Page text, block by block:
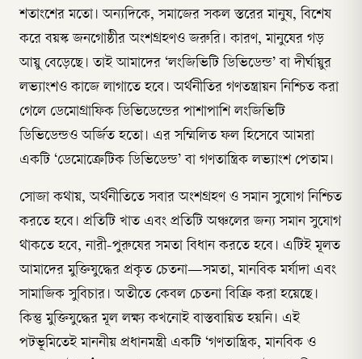
শতাংশের মতো। অন্যদিকে, সমাজের সকল স্তরের মানুষ, বিশেষ
করে বয়স্ক জনগোষ্ঠীর অংশগ্রহণও জরুরি। কারণ, মানুষের গড়
আয়ু বেড়েছে। তাই আমাদের ‘লংজিভিটি ডিভিডেন্ড’ বা দীর্ঘায়ুর
লভ্যাংশও কাজে লাগাতে হবে। অর্থনীতির গণতন্ত্রায়ন নিশ্চিত করা
গেলে ডেমোগ্রাফিক ডিভিডেন্ডের পাশাপাশি লংজিভিটি
ডিভিডেন্ডও অর্জিত হতো। এর সম্মিলিত ফল হিসেবে আমরা
একটি ‘ডেমোক্রেটিক ডিভিডেন্ড’ বা গণতান্ত্রিক লভ্যাংশ পেতাম।
সোজা কথায়, অর্থনীতিতে সবার অংশগ্রহণ ও সমান সুযোগ নিশ্চিত
করতে হবে। প্রতিটি খাত এবং প্রতিটি অঞ্চলের জন্য সমান সুযোগ
থাকতে হবে, নারী-পুরুষের সমতা বিধান করতে হবে। এটিই মূলত
আমাদের মুক্তিযুদ্ধের প্রকৃত চেতনা—সমতা, মানবিক মর্যাদা এবং
সামাজিক সুবিচার। অতীতে কেবল চেতনা বিক্রি করা হয়েছে।
কিন্তু মুক্তিযুদ্ধের মূল লক্ষ্য কখনোই বাস্তবায়িত হয়নি। এই
পটভূমিতেই মাননীয় প্রধানমন্ত্রী একটি ‘গণতান্ত্রিক, মানবিক ও